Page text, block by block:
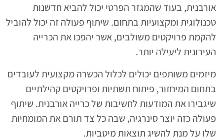
אורבנית, בעוד שהמגזר הפרטי יכול להביא חדשנות
טכנולוגית ומקצועיות בתחום. שיתוף פעולה זה יכול להוביל
להקמת פרויקטים משולבים, אשר יהפכו את הכרייה
העירונית ליעילה יותר.
מיזמים משותפים יכולים לכלול הכשרה מקצועית לעובדים
בתחום המיחזור, פיתוח תשתיות ופרויקטים קהילתיים
שיגבירו את המודעות לחשיבות של כרייה אורבנית. שיתוף
פעולה כזה יוצר סינרגיה, שבה כל צד תורם את המומחיות
שלו על מנת להשיג תוצאות מיטביות.